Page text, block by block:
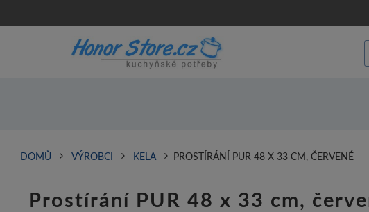
DOMŮ VÝROBCI KELA PROSTÍRÁNÍ PUR 48 X 33 CM, ČERVENÉ
Prostírání PUR 48 x 33 cm,